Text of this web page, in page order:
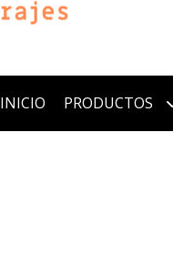
INICIO PRODUCTOS